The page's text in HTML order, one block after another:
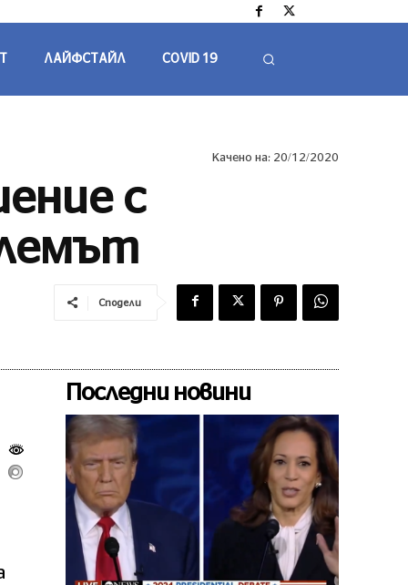
ЛАЙФСТАЙЛ COVID 19
Качено на: 20/12/2020
с
Сподели
Последни новини